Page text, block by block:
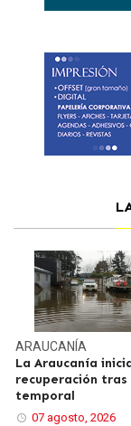
ARAUCANÍA
La Araucanía
recuperación tras
temporal
07 agosto, 2026